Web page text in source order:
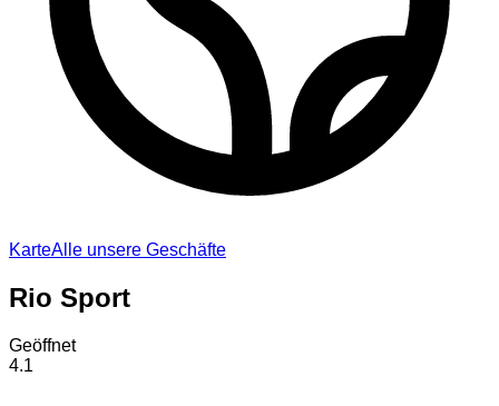
KarteAlle unsere Geschäfte
Rio Sport
Geöffnet
4.1